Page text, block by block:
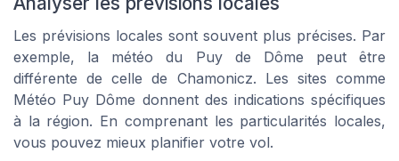
Les prévisions locales sont souvent plus précises. Par
exemple, la météo du Puy de Dôme peut être
différente de celle de Chamonicz. Les sites comme
Météo Puy Dôme donnent des indications spécifiques
à la région. En comprenant les particularités locales,
vous pouvez mieux planifier votre vol.